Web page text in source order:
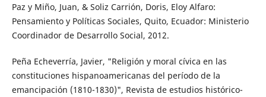
Paz y Miño, Juan, & Soliz Carrión, Doris, Eloy Alfaro:
Pensamiento y Políticas Sociales, Quito, Ecuador: Ministerio
Coordinador de Desarrollo Social, 2012.
Peña Echeverría, Javier, "Religión y moral cívica en las
constituciones hispanoamericanas del período de la
emancipación (1810-1830)", Revista de estudios histórico-